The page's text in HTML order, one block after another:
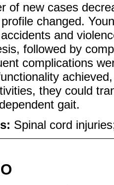
of new cases
changed.
and
followed by
complications
they could
gait.
Spinal cord